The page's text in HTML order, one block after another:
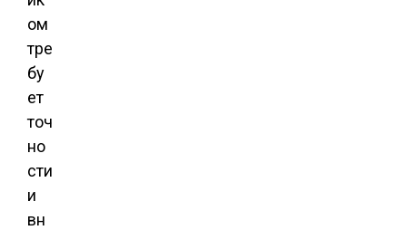
ом
тре
бу
ет
точ
но
сти
и
вн